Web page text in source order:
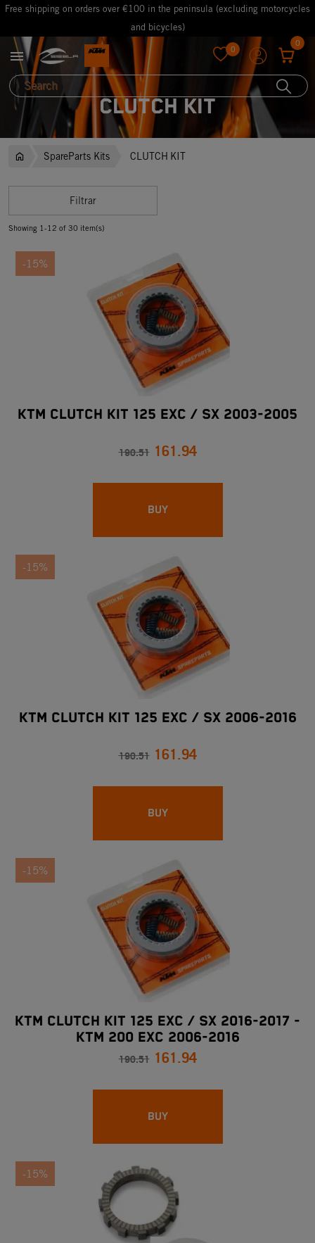
Free shipping on orders over €100 in the peninsula (excluding motorcycles
and bicycles)
 0
0
CLUTCH KIT
SpareParts Kits CLUTCH KIT
Filtrar
Showing 1-12 of 30 item(s)
-15%
KTM CLUTCH KIT 125 EXC / SX 2003-2005
190.51 161.94
BUY
-15%
KTM CLUTCH KIT 125 EXC / SX 2006-2016
190.51 161.94
BUY
-15%
KTM CLUTCH KIT 125 EXC / SX 2016-2017 -
KTM 200 EXC 2006-2016
190.51 161.94
BUY
-15%